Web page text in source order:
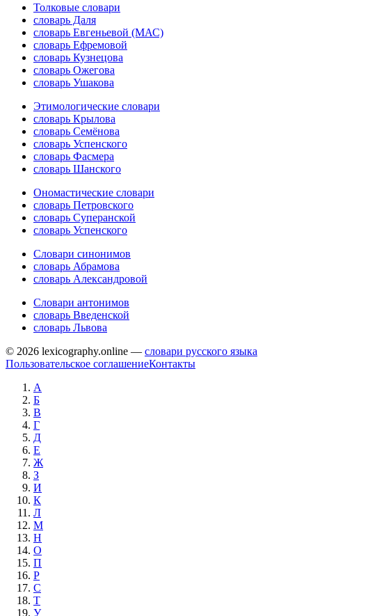
Толковые словари
словарь Даля
словарь Евгеньевой (МАС)
словарь Ефремовой
словарь Кузнецова
словарь Ожегова
словарь Ушакова
Этимологические словари
словарь Крылова
словарь Семёнова
словарь Успенского
словарь Фасмера
словарь Шанского
Ономастические словари
словарь Петровского
словарь Суперанской
словарь Успенского
Словари синонимов
словарь Абрамова
словарь Александровой
Словари антонимов
словарь Введенской
словарь Львова
© 2026 lexicography.online — словари русского языка
Пользовательское соглашениеКонтакты
А
Б
В
Г
Д
Е
Ж
З
И
К
Л
М
Н
О
П
Р
С
Т
У